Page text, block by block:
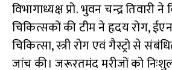
विभागाध्यक्ष प्रो. भुवन चन्द्र तिवारी
चिकित्सकों की टीम ने हृदय रोग,
चिकित्सा, स्त्री रोग एवं गैस्ट्रो से
जांच की। जरूरतमंद मरीजों को